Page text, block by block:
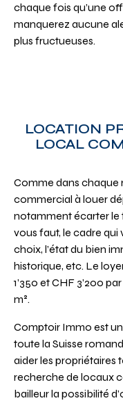
chaque fois qu’une
manquerez aucune
plus fructueuses.
LOCATION
LOCAL
Comme dans chaque
commercial à louer
notamment écarter le
vous faut, le cadre qui
choix, l’état du bien
historique, etc. Le
1’350 et CHF 3’200
m².
Comptoir Immo est
toute la Suisse
aider les propriétaires
recherche de locaux
bailleur la possibilité